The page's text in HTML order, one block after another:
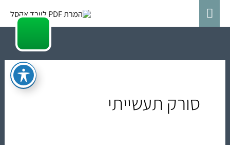
תפריט
סורק תעשייתי